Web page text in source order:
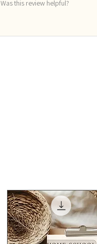
Was this review helpful?